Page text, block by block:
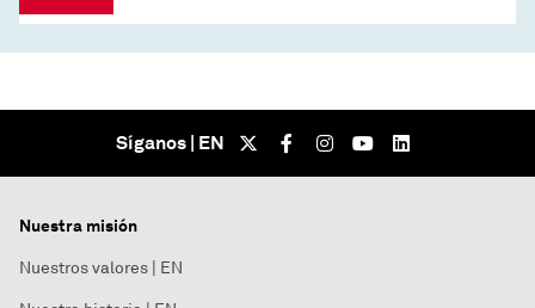
Síganos | EN
Nuestra misión
Nuestros valores | EN